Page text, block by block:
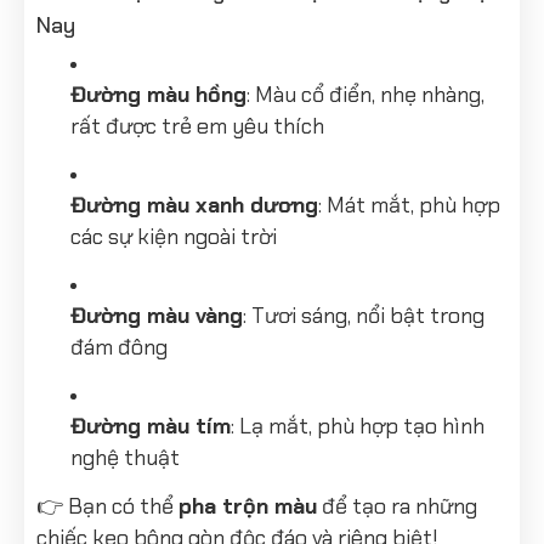
Nay
Đường màu hồng: Màu cổ điển, nhẹ nhàng,
rất được trẻ em yêu thích
Đường màu xanh dương: Mát mắt, phù hợp
các sự kiện ngoài trời
Đường màu vàng: Tươi sáng, nổi bật trong
đám đông
Đường màu tím: Lạ mắt, phù hợp tạo hình
nghệ thuật
👉 Bạn có thể pha trộn màu để tạo ra những
chiếc kẹo bông gòn độc đáo và riêng biệt!